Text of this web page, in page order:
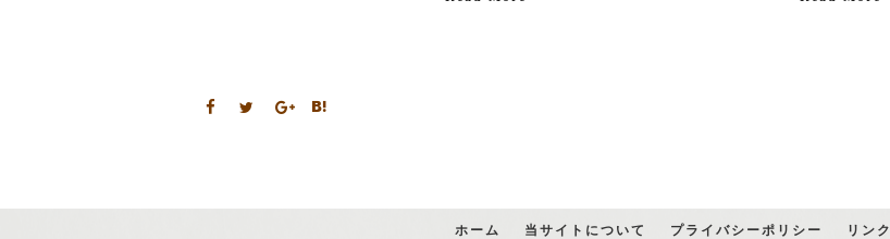
ホーム 当サイトについて プライバシーポリシー リンク